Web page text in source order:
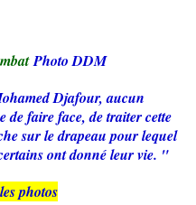
Photo DDM
Djafour, aucun
de faire face, de traiter cette
sur le drapeau pour lequel
ont donné leur vie. "
les photos